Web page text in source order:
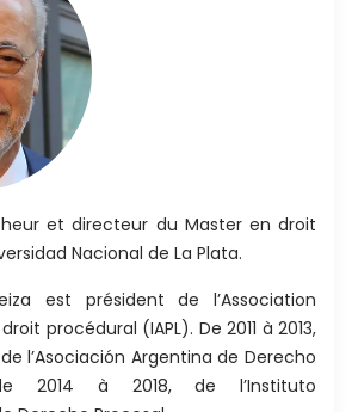
et directeur du Master en droit
Nacional de La Plata.
est président de l’Association
procédural (IAPL). De 2011 à 2013,
l’Asociación Argentina de Derecho
2014 à 2018, de l’Instituto